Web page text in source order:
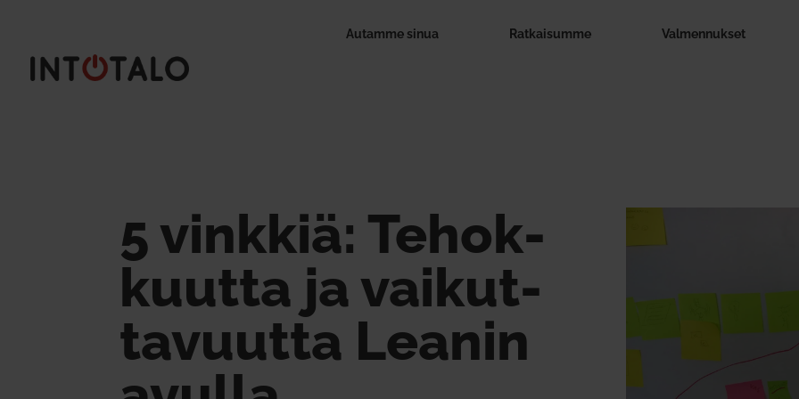
Autamme sinua Rat­kai­summe Val­men­nukset
5 vinkkiä: Tehok­
kuutta ja vai­kut­
ta­vuutta Leanin